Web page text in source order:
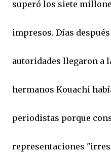
superó los siete
impresos. Días
autoridades llegaron a
hermanos Kouachi
periodistas porque
representaciones